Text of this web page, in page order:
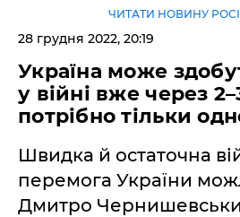
ЧИТАТИ НОВИНУ
28 грудня 2022, 20:19
Україна може
у війні вже через
потрібно тільки
Швидка й остаточна
перемога України
Дмитро